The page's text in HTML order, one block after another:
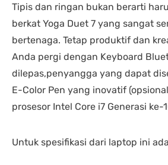
Tipis dan ringan bukan berarti
berkat Yoga Duet 7 yang sangat
bertenaga. Tetap produktif dan
Anda pergi dengan Keyboard
dilepas,penyangga yang dapat
E-Color Pen yang inovatif
prosesor Intel Core i7 Generasi ke-
Untuk spesifikasi dari laptop ini